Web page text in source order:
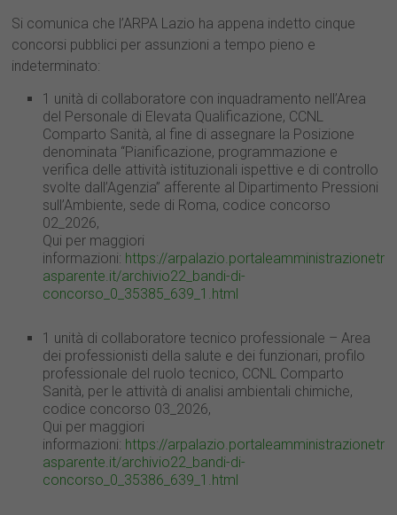
Si comunica che l’ARPA Lazio ha appena indetto cinque
concorsi pubblici per assunzioni a tempo pieno e
indeterminato:
1 unità di collaboratore con inquadramento nell’Area
del Personale di Elevata Qualificazione, CCNL
Comparto Sanità, al fine di assegnare la Posizione
denominata “Pianificazione, programmazione e
verifica delle attività istituzionali ispettive e di controllo
svolte dall’Agenzia” afferente al Dipartimento Pressioni
sull’Ambiente, sede di Roma, codice concorso
02_2026,
Qui per maggiori
informazioni: https://arpalazio.portaleamministrazionetr
asparente.it/archivio22_bandi-di-
concorso_0_35385_639_1.html
1 unità di collaboratore tecnico professionale – Area
dei professionisti della salute e dei funzionari, profilo
professionale del ruolo tecnico, CCNL Comparto
Sanità, per le attività di analisi ambientali chimiche,
codice concorso 03_2026,
Qui per maggiori
informazioni: https://arpalazio.portaleamministrazionetr
asparente.it/archivio22_bandi-di-
concorso_0_35386_639_1.html